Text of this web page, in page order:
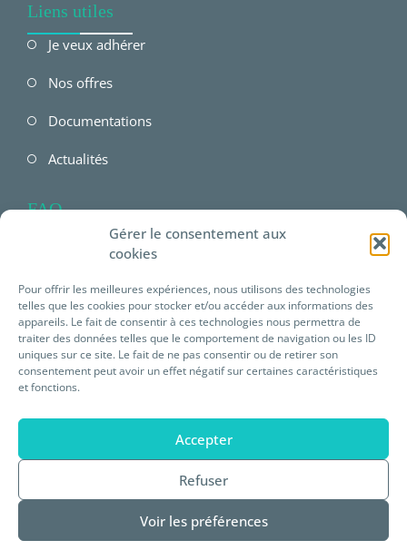
Gérer le consentement aux
cookies
Pour offrir les meilleures expériences, nous utilisons des technologies
telles que les cookies pour stocker et/ou accéder aux informations des
appareils. Le fait de consentir à ces technologies nous permettra de
traiter des données telles que le comportement de navigation ou les ID
uniques sur ce site. Le fait de ne pas consentir ou de retirer son
consentement peut avoir un effet négatif sur certaines caractéristiques
et fonctions.
Accepter
Refuser
Voir les préférences
Liens utiles
Je veux adhérer
Nos offres
Documentations
Actualités
FAQ
FAQ Employeur
FAQ Salarié
FAQ offres Prévéam
Plateforme E-learning
Mentions légales
Statuts de Prévéam